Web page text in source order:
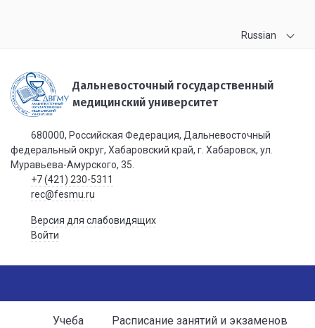
Russian
Дальневосточный государственный
медицинский университет
680000, Российская Федерация, Дальневосточный
федеральный округ, Хабаровский край, г. Хабаровск, ул.
Муравьева-Амурского, 35.
+7 (421) 230-5311
rec@fesmu.ru
Версия для слабовидящих
Войти
Учеба
Расписание занятий и экзаменов